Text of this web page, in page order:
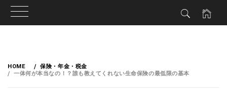
HOME
保険・年金・税金
一体何が本当なの！？誰も教えてくれない生命保険の最低限の基本